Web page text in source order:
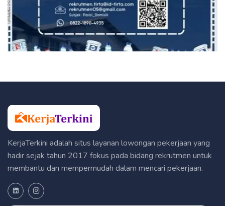
KerjaTerkini adalah situs layanan lowongan pekerjaan yang
hadir sejak tahun 2017 fokus pada bidang rekrutmen untuk
membantu dan mempermudah dalam mencari pekerjaan.